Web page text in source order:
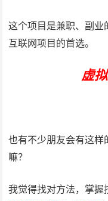
这个项目是兼职、副业
互联网项目的首选。
虚
也有不少朋友会有这样
嘛？
我觉得找对方法，掌握